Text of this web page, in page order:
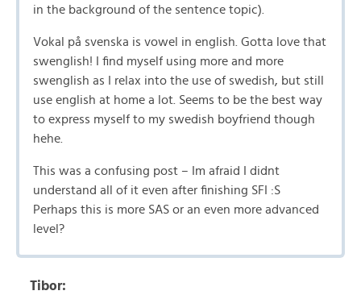
in the background of the sentence topic).
Vokal på svenska is vowel in english. Gotta love that
swenglish! I find myself using more and more
swenglish as I relax into the use of swedish, but still
use english at home a lot. Seems to be the best way
to express myself to my swedish boyfriend though
hehe.
This was a confusing post – Im afraid I didnt
understand all of it even after finishing SFI :S
Perhaps this is more SAS or an even more advanced
level?
Tibor: